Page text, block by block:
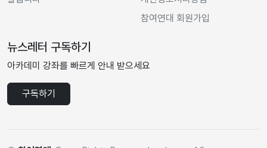
참여연대 회원가입
뉴스레터 구독하기
아카데미 강좌를 빠르게 안내 받으세요
구독하기